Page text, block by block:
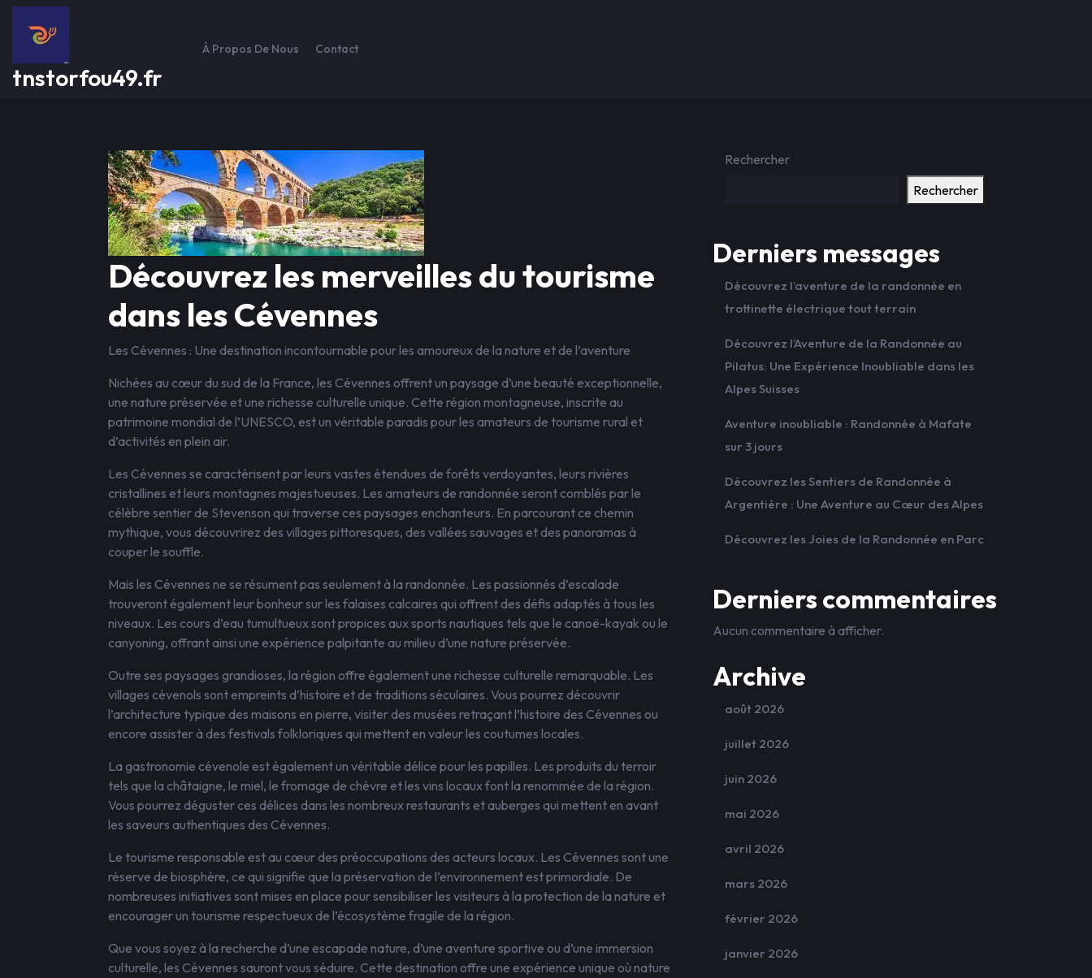
Passer
contenu
tnstorfou49.fr
À Propos De Nous Contact
Découvrez les merveilles du tourisme
dans les Cévennes
Les Cévennes : Une destination incontournable pour les amoureux de la nature et de l’aventure
Nichées au cœur du sud de la France, les Cévennes offrent un paysage d’une beauté exceptionnelle,
une nature préservée et une richesse culturelle unique. Cette région montagneuse, inscrite au
patrimoine mondial de l’UNESCO, est un véritable paradis pour les amateurs de tourisme rural et
d’activités en plein air.
Les Cévennes se caractérisent par leurs vastes étendues de forêts verdoyantes, leurs rivières
cristallines et leurs montagnes majestueuses. Les amateurs de randonnée seront comblés par le
célèbre sentier de Stevenson qui traverse ces paysages enchanteurs. En parcourant ce chemin
mythique, vous découvrirez des villages pittoresques, des vallées sauvages et des panoramas à
couper le souffle.
Mais les Cévennes ne se résument pas seulement à la randonnée. Les passionnés d’escalade
trouveront également leur bonheur sur les falaises calcaires qui offrent des défis adaptés à tous les
niveaux. Les cours d’eau tumultueux sont propices aux sports nautiques tels que le canoë-kayak ou le
canyoning, offrant ainsi une expérience palpitante au milieu d’une nature préservée.
Outre ses paysages grandioses, la région offre également une richesse culturelle remarquable. Les
villages cévenols sont empreints d’histoire et de traditions séculaires. Vous pourrez découvrir
l’architecture typique des maisons en pierre, visiter des musées retraçant l’histoire des Cévennes ou
encore assister à des festivals folkloriques qui mettent en valeur les coutumes locales.
La gastronomie cévenole est également un véritable délice pour les papilles. Les produits du terroir
tels que la châtaigne, le miel, le fromage de chèvre et les vins locaux font la renommée de la région.
Vous pourrez déguster ces délices dans les nombreux restaurants et auberges qui mettent en avant
les saveurs authentiques des Cévennes.
Le tourisme responsable est au cœur des préoccupations des acteurs locaux. Les Cévennes sont une
réserve de biosphère, ce qui signifie que la préservation de l’environnement est primordiale. De
nombreuses initiatives sont mises en place pour sensibiliser les visiteurs à la protection de la nature et
encourager un tourisme respectueux de l’écosystème fragile de la région.
Que vous soyez à la recherche d’une escapade nature, d’une aventure sportive ou d’une immersion
culturelle, les Cévennes sauront vous séduire. Cette destination offre une expérience unique où nature
Rechercher
Rechercher
Derniers messages
Découvrez l’aventure de la randonnée en
trottinette électrique tout terrain
Découvrez l’Aventure de la Randonnée au
Pilatus: Une Expérience Inoubliable dans les
Alpes Suisses
Aventure inoubliable : Randonnée à Mafate
sur 3 jours
Découvrez les Sentiers de Randonnée à
Argentière : Une Aventure au Cœur des Alpes
Découvrez les Joies de la Randonnée en Parc
Derniers commentaires
Aucun commentaire à afficher.
Archive
août 2026
juillet 2026
juin 2026
mai 2026
avril 2026
mars 2026
février 2026
janvier 2026